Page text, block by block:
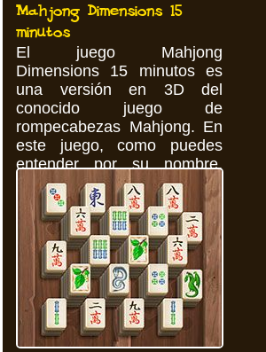
Mahjong Dimensions 15
minutos
El juego Mahjong
Dimensions 15 minutos es
una versión en 3D del
conocido juego de
rompecabezas Mahjong. En
este juego, como puedes
entender por su nombre,
solo tendrás 15 minutos ...